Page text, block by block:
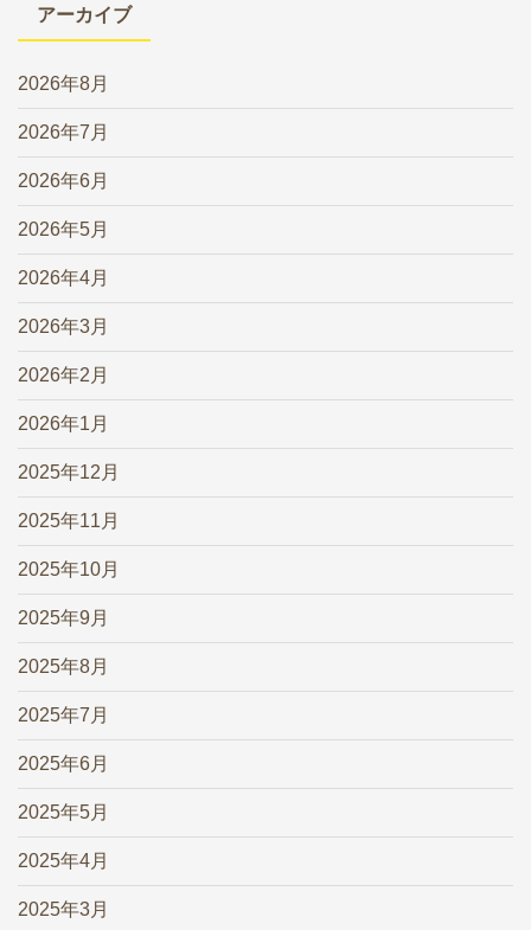
アーカイブ
2026年8月
2026年7月
2026年6月
2026年5月
2026年4月
2026年3月
2026年2月
2026年1月
2025年12月
2025年11月
2025年10月
2025年9月
2025年8月
2025年7月
2025年6月
2025年5月
2025年4月
2025年3月